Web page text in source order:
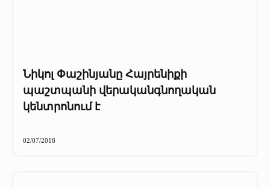
Նիկոլ Փաշինյանը Հայրենիքի
պաշտպանի վերականգնողական
կենտրոնում է
02/07/2018